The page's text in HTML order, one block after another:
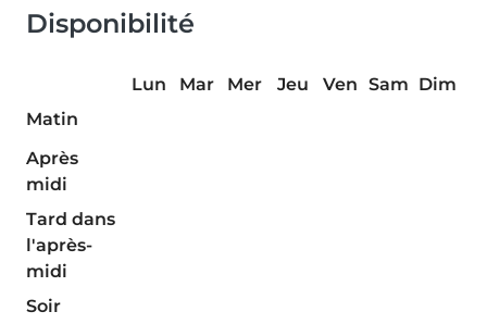
Disponibilité
Lun Mar Mer Jeu Ven Sam Dim
Matin
Après
midi
Tard dans
l'après-
midi
Soir